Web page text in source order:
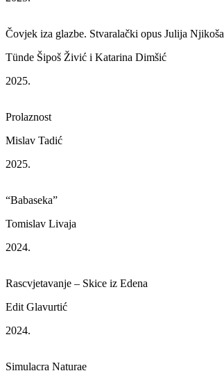
Čovjek iza glazbe. Stvaralački opus Julija Njikoša
Tünde Šipoš Živić i Katarina Dimšić
2025.
Prolaznost
Mislav Tadić
2025.
“Babaseka”
Tomislav Livaja
2024.
Rascvjetavanje – Skice iz Edena
Edit Glavurtić
2024.
Simulacra Naturae